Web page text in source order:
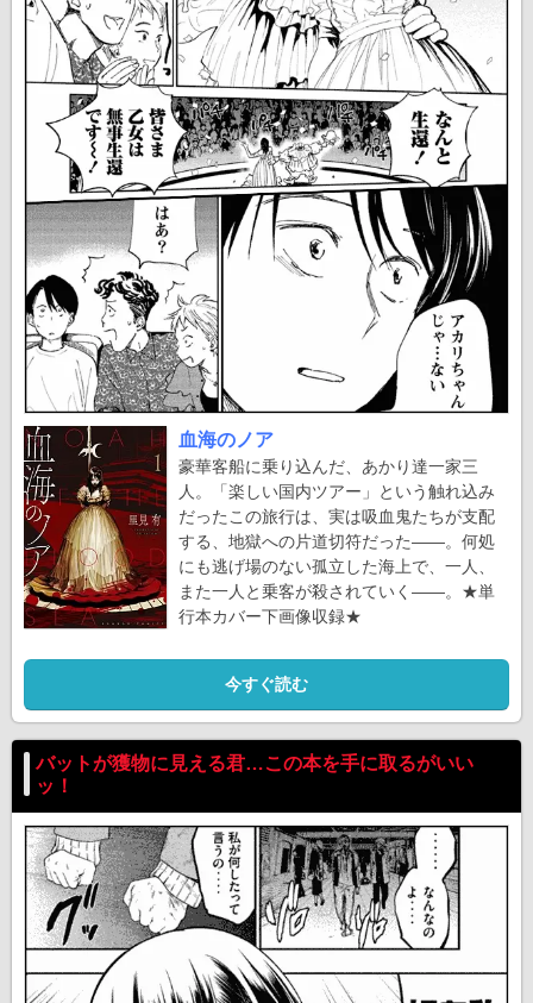
血海のノア
豪華客船に乗り込んだ、あかり達一家三
人。「楽しい国内ツアー」という触れ込み
だったこの旅行は、実は吸血鬼たちが支配
する、地獄への片道切符だった――。何処
にも逃げ場のない孤立した海上で、一人、
また一人と乗客が殺されていく――。★単
行本カバー下画像収録★
今すぐ読む
バットが獲物に見える君…この本を手に取るがいい
ッ！